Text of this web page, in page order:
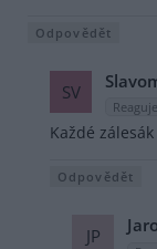
Odpovědět
SV
Každé
Odpovědět
JP